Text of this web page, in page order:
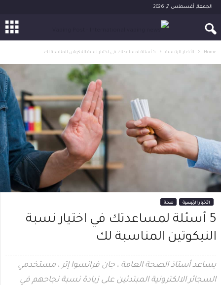
الجمعة, أغسطس 7, 2026
Home الأخبار الرئيسية 5 أسئلة لمساعدتك في اختيار نسبة النيكوتين المناسبة لك
الأخبار الرئيسية صحة
5 أسئلة لمساعدتك في اختيار نسبة
النيكوتين المناسبة لك
يساعد أستاذ الصحة العامة ، جان فرانسوا إتر ، مستخدمي
السجائر الالكترونية المبتدئين على زيادة نسبة نجاحهم في